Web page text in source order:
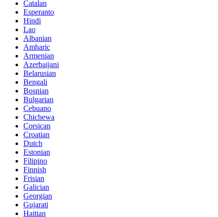
Catalan
Esperanto
Hindi
Lao
Albanian
Amharic
Armenian
Azerbaijani
Belarusian
Bengali
Bosnian
Bulgarian
Cebuano
Chichewa
Corsican
Croatian
Dutch
Estonian
Filipino
Finnish
Frisian
Galician
Georgian
Gujarati
Haitian